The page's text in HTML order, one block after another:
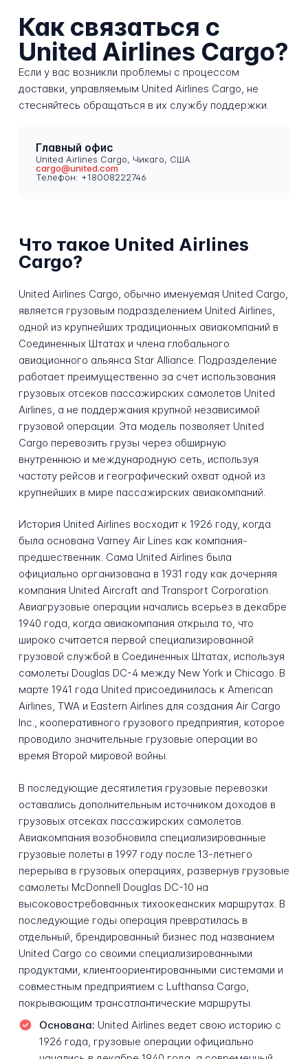
Как связаться с
United Airlines Cargo?
Если у вас возникли проблемы с процессом
доставки, управляемым United Airlines Cargo, не
стесняйтесь обращаться в их службу поддержки.
Главный офис
United Airlines Cargo, Чикаго, США
cargo@united.com
Телефон: +18008222746
Что такое United Airlines
Cargo?
United Airlines Cargo, обычно именуемая United Cargo,
является грузовым подразделением United Airlines,
одной из крупнейших традиционных авиакомпаний в
Соединенных Штатах и члена глобального
авиационного альянса Star Alliance. Подразделение
работает преимущественно за счет использования
грузовых отсеков пассажирских самолетов United
Airlines, а не поддержания крупной независимой
грузовой операции. Эта модель позволяет United
Cargo перевозить грузы через обширную
внутреннюю и международную сеть, используя
частоту рейсов и географический охват одной из
крупнейших в мире пассажирских авиакомпаний.
История United Airlines восходит к 1926 году, когда
была основана Varney Air Lines как компания-
предшественник. Сама United Airlines была
официально организована в 1931 году как дочерняя
компания United Aircraft and Transport Corporation.
Авиагрузовые операции начались всерьез в декабре
1940 года, когда авиакомпания открыла то, что
широко считается первой специализированной
грузовой службой в Соединенных Штатах, используя
самолеты Douglas DC-4 между New York и Chicago. В
марте 1941 года United присоединилась к American
Airlines, TWA и Eastern Airlines для создания Air Cargo
Inc., кооперативного грузового предприятия, которое
проводило значительные грузовые операции во
время Второй мировой войны.
В последующие десятилетия грузовые перевозки
оставались дополнительным источником доходов в
грузовых отсеках пассажирских самолетов.
Авиакомпания возобновила специализированные
грузовые полеты в 1997 году после 13-летнего
перерыва в грузовых операциях, развернув грузовые
самолеты McDonnell Douglas DC-10 на
высоковостребованных тихоокеанских маршрутах. В
последующие годы операция превратилась в
отдельный, брендированный бизнес под названием
United Cargo со своими специализированными
продуктами, клиентоориентированными системами и
совместным предприятием с Lufthansa Cargo,
покрывающим трансатлантические маршруты.
Основана: United Airlines ведет свою историю с
1926 года, грузовые операции официально